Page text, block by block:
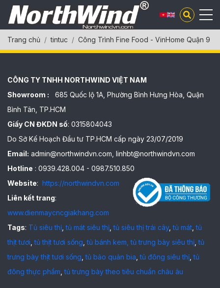
Trang chủ tintuc Công Trình Fine Food - VinHome Quận 9
CÔNG TY TNHH NORTHWIND VIỆT NAM
Showroom : 685 Quốc lộ 1A, Phường Bình Hưng Hòa, Quận
Bình Tân, TP.HCM
Giấy CN ĐKDN số: 0315804043
Do Sở Kế Hoạch Đầu tư TP.HCM cấp ngày 23/07/2019
Email: admin@northwindvn.com, linhbt@northwindvn.com
Hotline : 0939.428.004 - 0987.510.850
Website: https://northwindvn.com
Liên kết trang:
www.dienmaycncgiakhang.com
Tags: Tủ siêu thị ,tủ mát siêu thị ,tủ siêu thị trái cây,tủ mát ,tủ
thịt tươi ,tủ thịt tươi sống tủ bánh kem, tủ trưng bày siêu thị ,tủ
trưng bày thịt tươi sống ,tủ bảo quản bia ,tủ đông siêu thị ,tủ
đông thực phẩm ,tủ trưng bày theo tiêu chuẩn châu âu